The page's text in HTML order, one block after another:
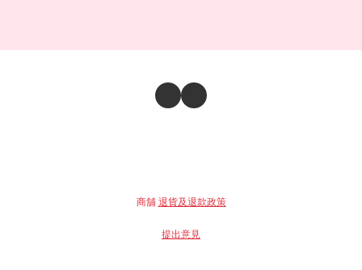
商舖 退貨及退款政策
提出意見